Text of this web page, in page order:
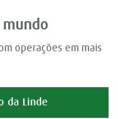
operações em mais
da Linde